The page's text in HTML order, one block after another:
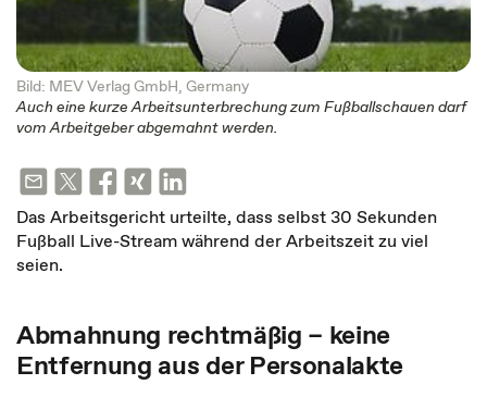
Bild: MEV Verlag GmbH, Germany
Auch eine kurze Arbeitsunterbrechung zum Fußballschauen darf
vom Arbeitgeber abgemahnt werden.
Das Arbeitsgericht urteilte, dass selbst 30 Sekunden
Fußball Live-Stream während der Arbeitszeit zu viel
seien.
Abmahnung rechtmäßig – keine
Entfernung aus der Personalakte